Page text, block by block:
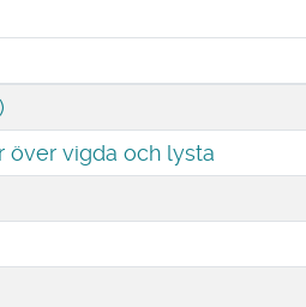
över vigda och lysta